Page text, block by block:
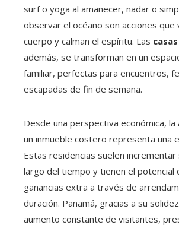
surf o yoga al amanecer, nadar o
observar el océano son acciones que
cuerpo y calman el espíritu. Las
además, se transforman en un
familiar, perfectas para encuentros,
escapadas de fin de semana.
Desde una perspectiva económica, la
un inmueble costero representa una
Estas residencias suelen incrementar
largo del tiempo y tienen el potencial
ganancias extra a través de
duración. Panamá, gracias a su
aumento constante de visitantes,